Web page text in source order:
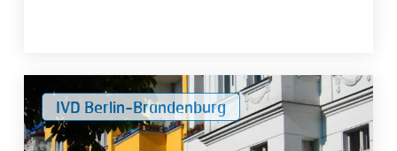
WEG-
Verwaltungen
dringend
IVD Berlin-Brandenburg